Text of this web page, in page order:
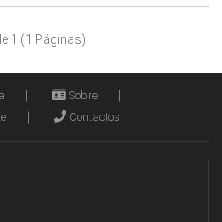
1 (1 Páginas)
Sobre
Contactos